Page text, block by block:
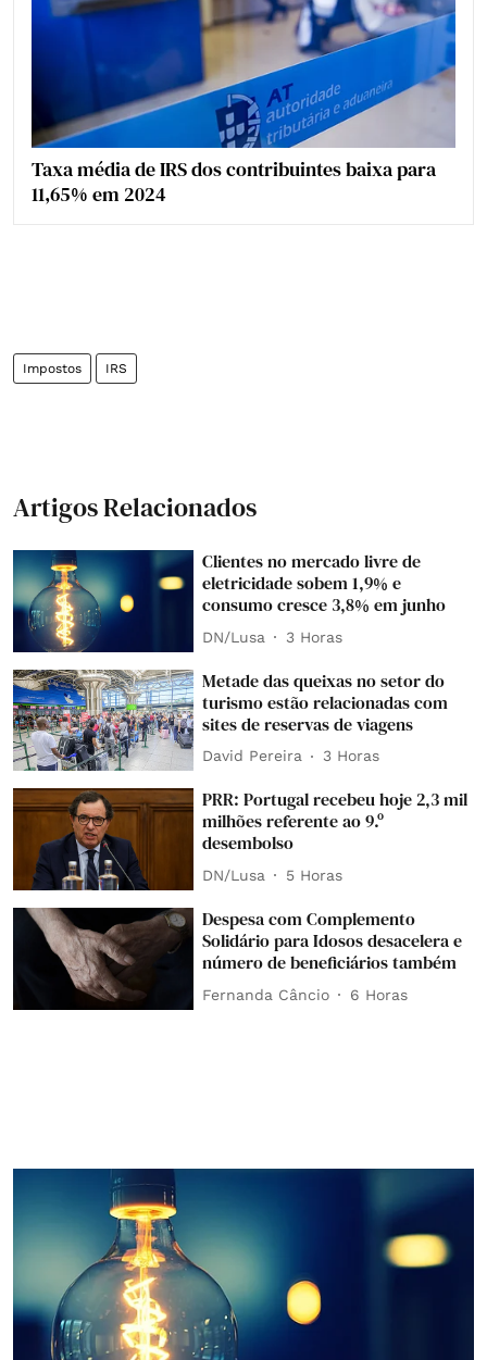
Taxa média de IRS dos contribuintes baixa para
11,65% em 2024
Impostos IRS
Artigos Relacionados
Clientes no mercado livre de
eletricidade sobem 1,9% e
consumo cresce 3,8% em junho
DN/Lusa 3 Horas
Metade das queixas no setor do
turismo estão relacionadas com
sites de reservas de viagens
David Pereira 3 Horas
PRR: Portugal recebeu hoje 2,3 mil
milhões referente ao 9.º
desembolso
DN/Lusa 5 Horas
Despesa com Complemento
Solidário para Idosos desacelera e
número de beneficiários também
Fernanda Câncio 6 Horas